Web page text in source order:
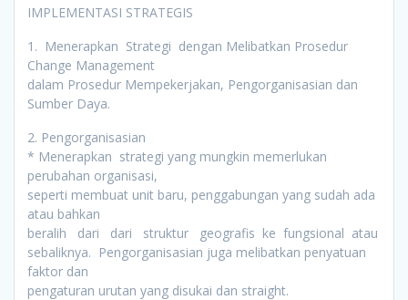
IMPLEMENTASI STRATEGIS
1. Menerapkan Strategi dengan Melibatkan Prosedur
Change Management
dalam Prosedur Mempekerjakan, Pengorganisasian dan
Sumber Daya.
2. Pengorganisasian
* Menerapkan strategi yang mungkin memerlukan
perubahan organisasi,
seperti membuat unit baru, penggabungan yang sudah ada
atau bahkan
beralih dari dari struktur geografis ke fungsional atau
sebaliknya. Pengorganisasian juga melibatkan penyatuan
faktor dan
pengaturan urutan yang disukai dan straight.